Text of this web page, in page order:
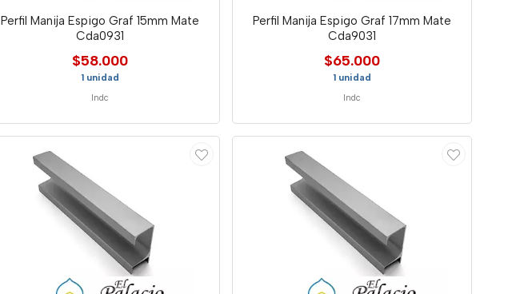
Perfil Manija Espigo Graf 15mm Mate
Cda0931
$58.000
1 unidad
Indc
Perfil Manija Espigo Graf 17mm Mate
Cda9031
$65.000
1 unidad
Indc